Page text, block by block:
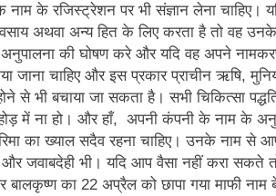
के रजिस्ट्रेशन पर भी संज्ञान लेना चाहिए।
अथवा अन्य हित के लिए करता है तो वह
की घोषण करे और यदि वह अपने
चाहिए और इस प्रकार प्राचीन ऋषि,
भी बचाया जा सकता है। सभी चिकित्सा
में ना हो। और हाँ, अपनी कंपनी के नाम के
का ख्याल सदैव रहना चाहिए। उनके नाम से
और जवाबदेही भी। यदि आप वैसा नहीं करा
का 22 अप्रैल को छापा गया माफी नाम